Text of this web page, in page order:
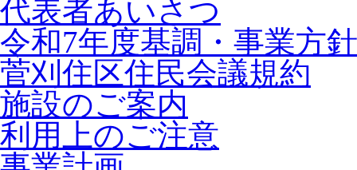
代表者あいさつ
令和7年度基調・事業方針
菅刈住区住民会議規約
施設のご案内
利用上のご注意